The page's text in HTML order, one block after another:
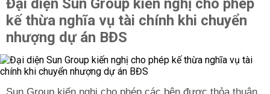
Đại diện Sun Group kiến nghị cho phép
kế thừa nghĩa vụ tài chính khi chuyển
nhượng dự án BĐS